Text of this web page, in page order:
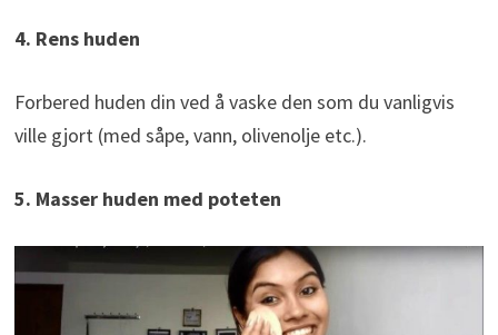
4. Rens huden
Forbered huden din ved å vaske den som du vanligvis
ville gjort (med såpe, vann, olivenolje etc.).
5. Masser huden med poteten